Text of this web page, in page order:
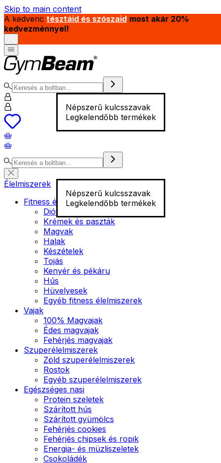
Skip to main content
A kedvenc tésztáid és szószaid most akár 20%
kedvezménnyel!
Népszerű kulcsszavak
Legkelendőbb termékek
Népszerű kulcsszavak
Legkelendőbb termékek
Élelmiszerek
Fitness élelmiszer
Diófélék
Krémek és paszták
Magvak
Halak
Készételek
Tojás
Kenyér és pékáru
Hús
Hüvelyesek
Egyéb fitness élelmiszerek
Vajak
100% Magvajak
Édes magvajak
Fehérjés magvajak
Szuperélelmiszerek
Zöld szuperélelmiszerek
Rostok
Egyéb szuperélelmiszerek
Egészséges nasi
Protein szeletek
Szárított hús
Szárított gyümölcs
Fehérjés cookies
Fehérjés chipsek és ropik
Energia- és müzliszeletek
Csokoládék